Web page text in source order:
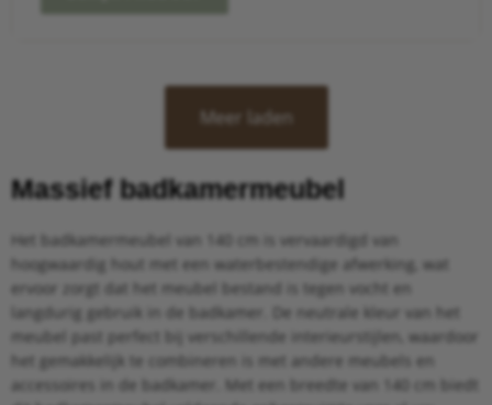
Meer laden
Massief badkamermeubel
Het badkamermeubel van 140 cm is vervaardigd van
hoogwaardig hout met een waterbestendige afwerking, wat
ervoor zorgt dat het meubel bestand is tegen vocht en
langdurig gebruik in de badkamer. De neutrale kleur van het
meubel past perfect bij verschillende interieurstijlen, waardoor
het gemakkelijk te combineren is met andere meubels en
accessoires in de badkamer. Met een breedte van 140 cm biedt